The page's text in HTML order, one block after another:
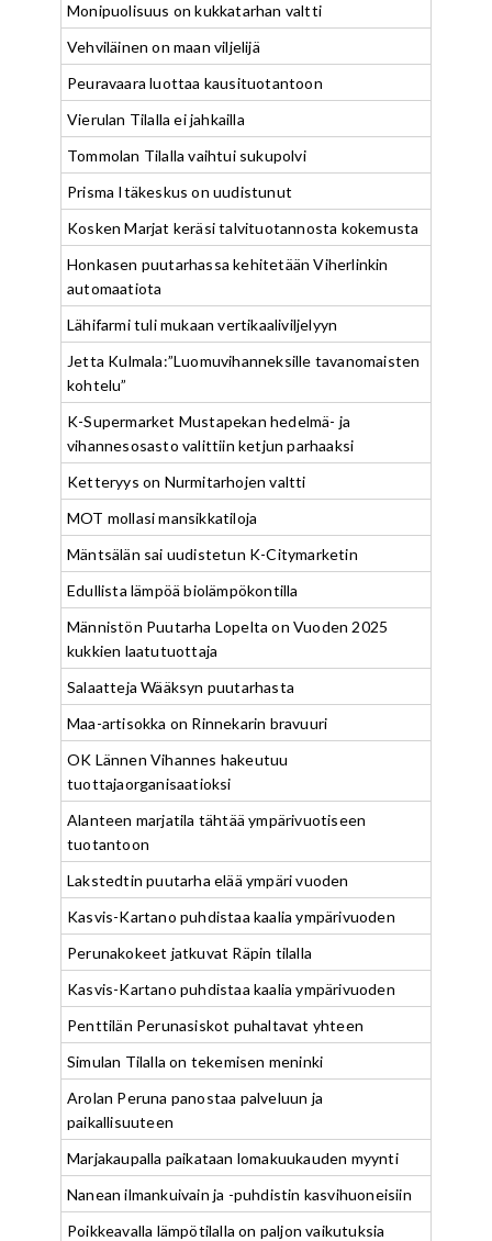
Monipuolisuus on kukkatarhan valtti
Vehviläinen on maan viljelijä
Peuravaara luottaa kausituotantoon
Vierulan Tilalla ei jahkailla
Tommolan Tilalla vaihtui sukupolvi
Prisma Itäkeskus on uudistunut
Kosken Marjat keräsi talvituotannosta kokemusta
Honkasen puutarhassa kehitetään Viherlinkin
automaatiota
Lähifarmi tuli mukaan vertikaaliviljelyyn
Jetta Kulmala:”Luomuvihanneksille tavanomaisten
kohtelu”
K-Supermarket Mustapekan hedelmä- ja
vihannesosasto valittiin ketjun parhaaksi
Ketteryys on Nurmitarhojen valtti
MOT mollasi mansikkatiloja
Mäntsälän sai uudistetun K-Citymarketin
Edullista lämpöä biolämpökontilla
Männistön Puutarha Lopelta on Vuoden 2025
kukkien laatutuottaja
Salaatteja Wääksyn puutarhasta
Maa-artisokka on Rinnekarin bravuuri
OK Lännen Vihannes hakeutuu
tuottajaorganisaatioksi
Alanteen marjatila tähtää ympärivuotiseen
tuotantoon
Lakstedtin puutarha elää ympäri vuoden
Kasvis-Kartano puhdistaa kaalia ympärivuoden
Perunakokeet jatkuvat Räpin tilalla
Kasvis-Kartano puhdistaa kaalia ympärivuoden
Penttilän Perunasiskot puhaltavat yhteen
Simulan Tilalla on tekemisen meninki
Arolan Peruna panostaa palveluun ja
paikallisuuteen
Marjakaupalla paikataan lomakuukauden myynti
Nanean ilmankuivain ja -puhdistin kasvihuoneisiin
Poikkeavalla lämpötilalla on paljon vaikutuksia